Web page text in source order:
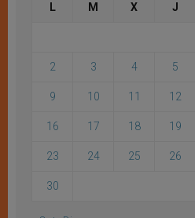
L M X J
2 3 4 5
9 10 11 12
16 17 18 19
23 24 25 26
30